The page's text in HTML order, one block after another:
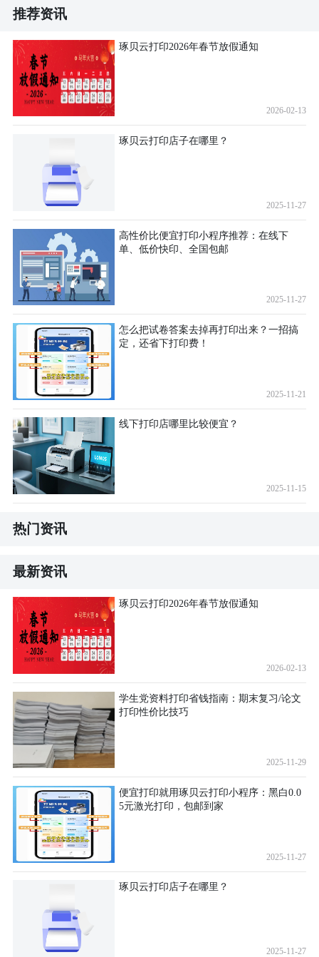
推荐资讯
琢贝云打印2026年春节放假通知
2026-02-13
琢贝云打印店子在哪里？
2025-11-27
高性价比便宜打印小程序推荐：在线下
单、低价快印、全国包邮
2025-11-27
怎么把试卷答案去掉再打印出来？一招搞
定，还省下打印费！
2025-11-21
线下打印店哪里比较便宜？
2025-11-15
热门资讯
最新资讯
琢贝云打印2026年春节放假通知
2026-02-13
学生党资料打印省钱指南：期末复习/论文
打印性价比技巧
2025-11-29
便宜打印就用琢贝云打印小程序：黑白0.0
5元激光打印，包邮到家
2025-11-27
琢贝云打印店子在哪里？
2025-11-27